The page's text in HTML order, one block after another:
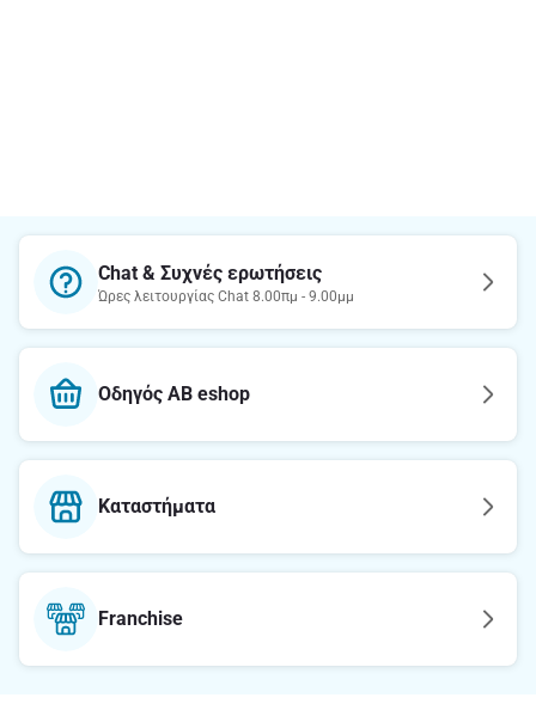
Chat & Συχνές ερωτήσεις
Ώρες λειτουργίας Chat 8.00πμ - 9.00μμ
Οδηγός AB eshop
Καταστήματα
Franchise